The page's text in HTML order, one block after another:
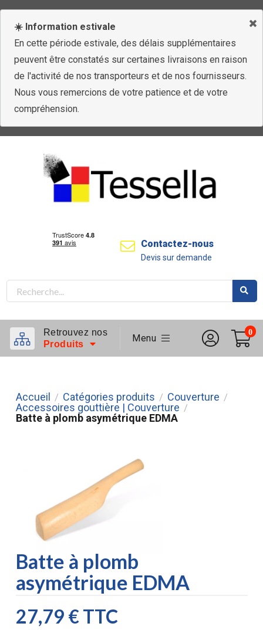
☀️ Information estivale
En cette période estivale, des délais supplémentaires
peuvent être constatés sur certaines livraisons en raison
de l'activité de nos transporteurs et de nos fournisseurs.
Nous vous remercions de votre patience et de votre
compréhension.
Contactez-nous
Devis sur demande
Retrouvez nos
Produits
Menu
0
Accueil / Catégories produits / Couverture /
Accessoires gouttière | Couverture /
Batte à plomb asymétrique EDMA
Batte à plomb
asymétrique EDMA
27,79 €TTC